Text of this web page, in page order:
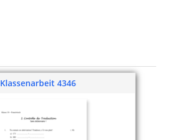
Klassenarbeit 4346